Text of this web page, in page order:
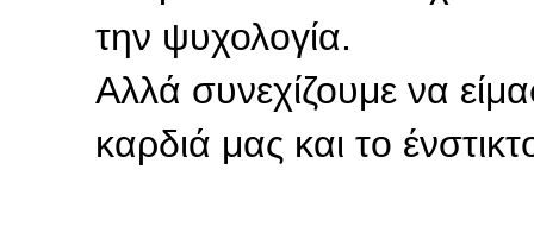
την ψυχολογία.
Αλλά συνεχίζουμε να
καρδιά μας και το